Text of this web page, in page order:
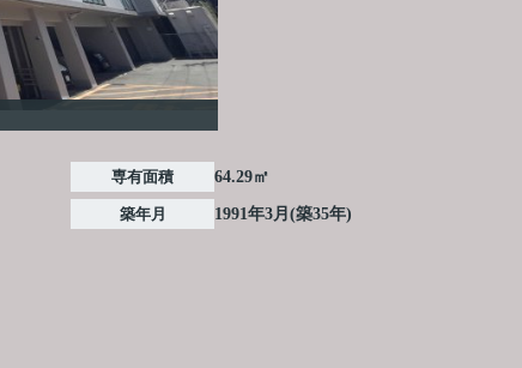
専有面積 64.29㎡
築年月 1991年3月(築35年)